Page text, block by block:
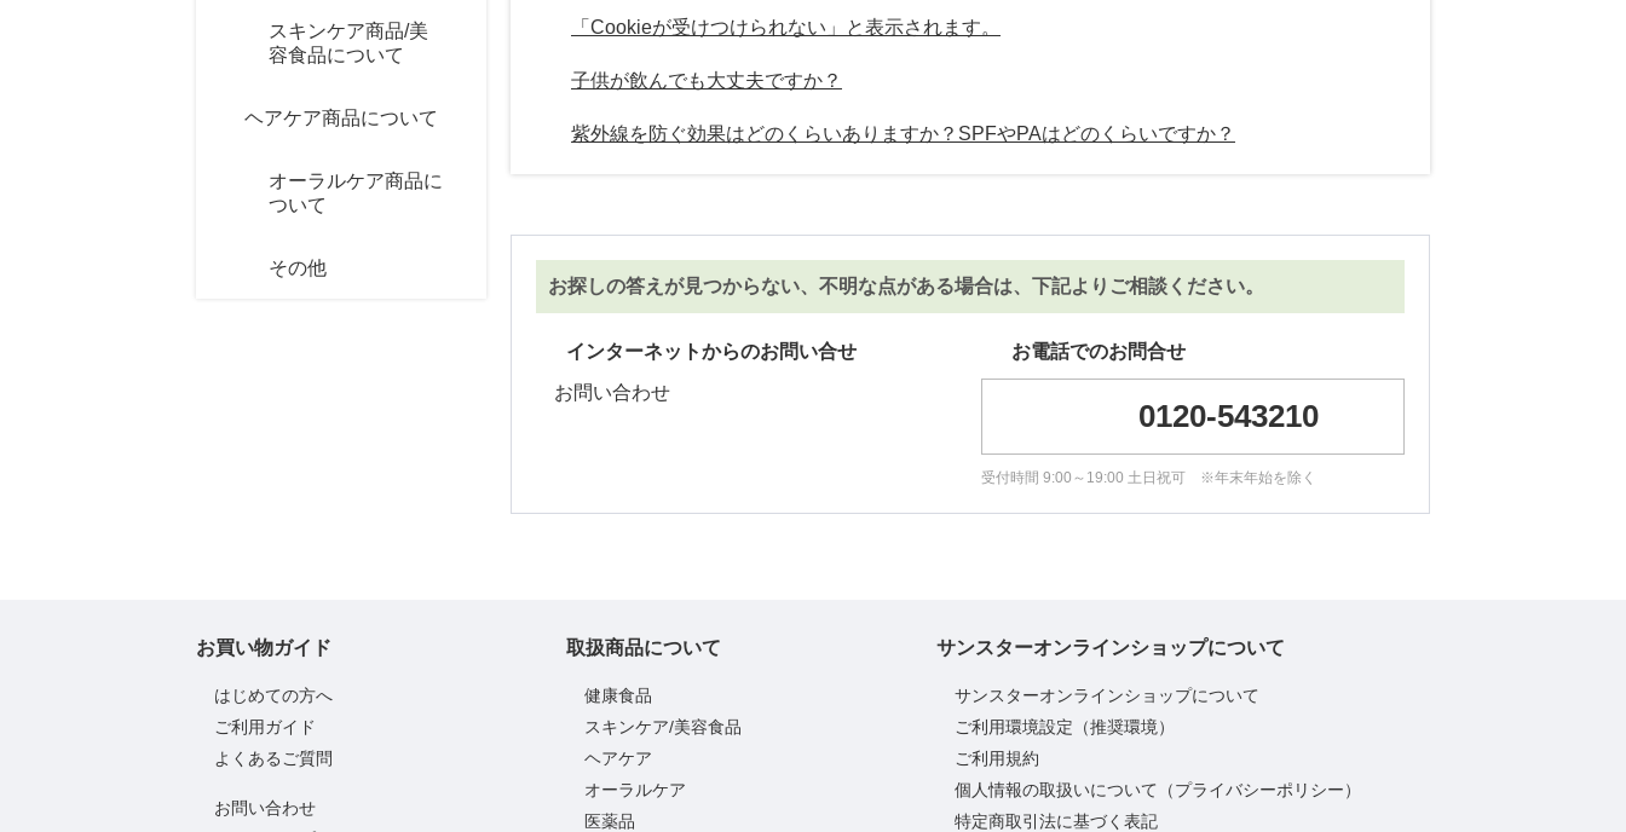
スキンケア商品/美
容食品について
ヘアケア商品について
オーラルケア商品に
ついて
その他
「Cookieが受けつけられない」と表示されます。
子供が飲んでも大丈夫ですか？
紫外線を防ぐ効果はどのくらいありますか？SPFやPAはどのくらいですか？
お探しの答えが見つからない、不明な点がある場合は、下記よりご相談ください。
インターネットからのお問い合せ
お問い合わせ
お電話でのお問合せ
0120-543210
受付時間 9:00～19:00 土日祝可 ※年末年始を除く
お買い物ガイド
はじめての方へ
ご利用ガイド
よくあるご質問
お問い合わせ
取扱商品について
健康食品
スキンケア/美容食品
ヘアケア
オーラルケア
医薬品
サンスターオンラインショップについて
サンスターオンラインショップについて
ご利用環境設定（推奨環境）
ご利用規約
個人情報の取扱いについて（プライバシーポリシー）
特定商取引法に基づく表記